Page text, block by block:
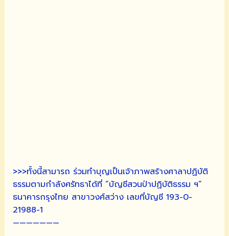
>>>ทั้งนี้สามารถ ร่วมทำบุญเป็นเจ้าภาพสร้างศาลาปฏิบัติ
ธรรมตามกำลังศรัทธาได้ที่ “บัญชีสวนป่าปฏิบัติธรรม ฯ”
ธนาคารกรุงไทย สาขาวงศ์สว่าง เลขที่บัญชี 193-0-
21988-1
———————